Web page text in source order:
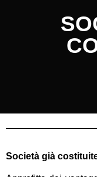
Società già